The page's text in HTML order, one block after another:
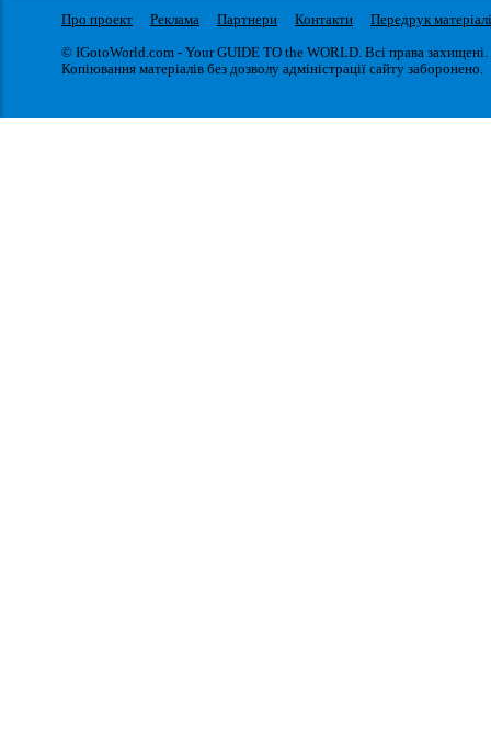
Про проект Реклама Партнери Контакти
Передрук
© IGotoWorld.com - Your GUIDE TO the WORLD. Всі права захищені.
Копіювання матеріалів без дозволу адміністрації сайту заборонено.